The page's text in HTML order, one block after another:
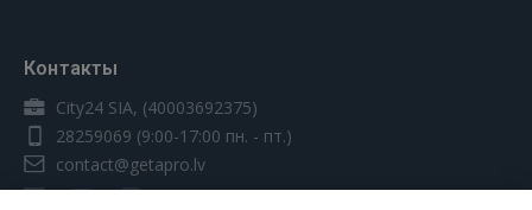
Контакты
City24 SIA, (40003692375)
28259069 (9:00-17:00 пн. - пт.)
contact@getapro.lv